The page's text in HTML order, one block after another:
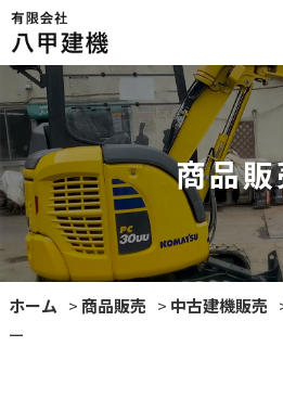
商品
ホーム 商品販売 中古建機販売
ー